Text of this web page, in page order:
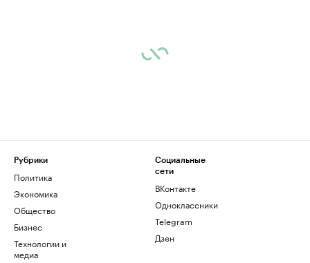
Рубрики
Политика
Экономика
Общество
Бизнес
Технологии и
медиа
Социальные
сети
ВКонтакте
Одноклассники
Telegram
Дзен